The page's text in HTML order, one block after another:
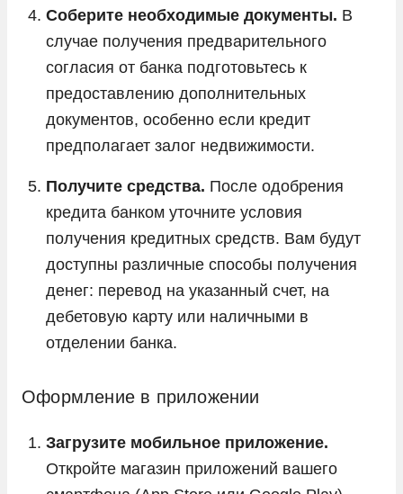
Соберите необходимые документы. В
случае получения предварительного
согласия от банка подготовьтесь к
предоставлению дополнительных
документов, особенно если кредит
предполагает залог недвижимости.
Получите средства. После одобрения
кредита банком уточните условия
получения кредитных средств. Вам будут
доступны различные способы получения
денег: перевод на указанный счет, на
дебетовую карту или наличными в
отделении банка.
Оформление в приложении
Загрузите мобильное приложение.
Откройте магазин приложений вашего